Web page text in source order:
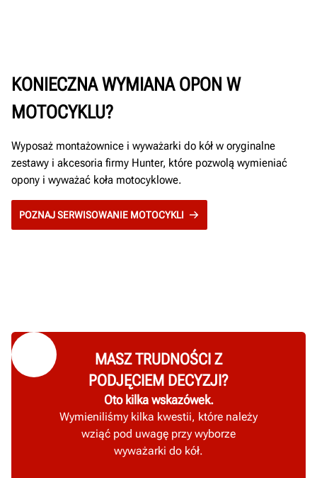
KONIECZNA WYMIANA OPON W
MOTOCYKLU?
Wyposaż montażownice i wyważarki do kół w oryginalne
zestawy i akcesoria firmy Hunter, które pozwolą wymieniać
opony i wyważać koła motocyklowe.
POZNAJ SERWISOWANIE MOTOCYKLI
MASZ TRUDNOŚCI Z
PODJĘCIEM DECYZJI?
Oto kilka wskazówek.
Wymieniliśmy kilka kwestii, które należy
wziąć pod uwagę przy wyborze
wyważarki do kół.